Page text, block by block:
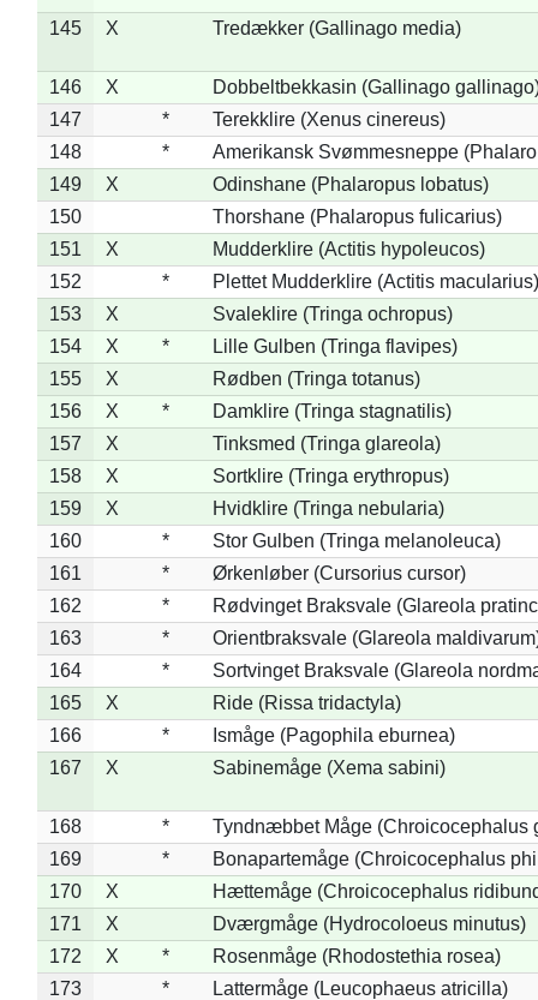
145 X Tredækker (Gallinago media)
146 X
Dobbeltbekkasin (Gallinago
147
*
Terekklire (Xenus cinereus)
148
*
Amerikansk Svømmesneppe
149
X
Odinshane (Phalaropus lobatus)
150
Thorshane (Phalaropus fulicarius)
151
X
Mudderklire (Actitis hypoleucos)
152
*
Plettet Mudderklire (Actitis macularius)
153
X
Svaleklire (Tringa ochropus)
154
X *
Lille Gulben (Tringa flavipes)
155
X
Rødben (Tringa totanus)
156
X *
Damklire (Tringa stagnatilis)
157
X
Tinksmed (Tringa glareola)
158
X
Sortklire (Tringa erythropus)
159
X
Hvidklire (Tringa nebularia)
160
*
Stor Gulben (Tringa melanoleuca)
161
*
Ørkenløber (Cursorius cursor)
162
*
Rødvinget Braksvale (Glareola
163
*
Orientbraksvale (Glareola
164
*
Sortvinget Braksvale (Glareola
165
X
Ride (Rissa tridactyla)
166
*
Ismåge (Pagophila eburnea)
167
X Sabinemåge (Xema sabini)
168 *
Tyndnæbbet Måge (Chroicocephalus
169
*
Bonapartemåge (Chroicocephalus
170
X
Hættemåge (Chroicocephalus
171
X
Dværgmåge (Hydrocoloeus minutus)
172
X *
Rosenmåge (Rhodostethia rosea)
173
*
Lattermåge (Leucophaeus atricilla)